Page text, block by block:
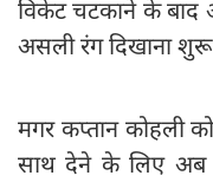
विकेट चटकाने के
असली रंग दिखाना शुरू
मगर कप्तान कोहली
साथ देने के लिए अब